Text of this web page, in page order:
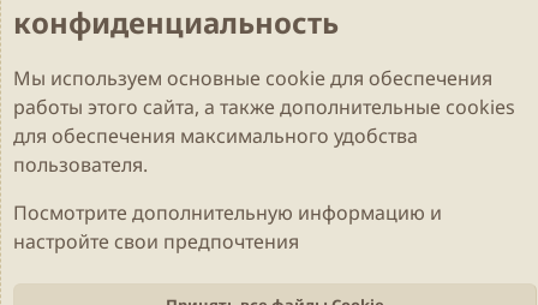
Cookies Darkdale - Основа [v.2.3.2 rc1] 🔥
Политика конфиденциальности
Помощь
R
S
Parts of this site developed by Details)
Theming with
конфиденциальность
Мы используем основные cookieдля обеспечения
работы этого сайта, а также дополнительные cookies
для обеспечения максимального удобства
пользователя.
Посмотрите дополнительную информацию и
настройте свои предпочтения